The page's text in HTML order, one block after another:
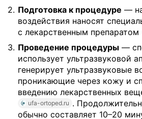
Подготовка к процедуре —
воздействия наносят
с лекарственным препаратом
Проведение процедуры —
использует ультразвуковой
генерирует ультразвуковые
проникающие через кожу и
введению лекарственных
ufa-ortoped.ru .
обычно составляет 10–20